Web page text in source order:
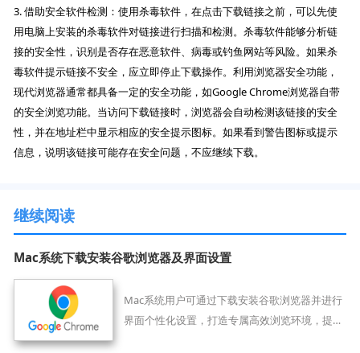
3. 借助安全软件检测：使用杀毒软件，在点击下载链接之前，可以先使
用电脑上安装的杀毒软件对链接进行扫描和检测。杀毒软件能够分析链
接的安全性，识别是否存在恶意软件、病毒或钓鱼网站等风险。如果杀
毒软件提示链接不安全，应立即停止下载操作。利用浏览器安全功能，
现代浏览器通常都具备一定的安全功能，如Google Chrome浏览器自带
的安全浏览功能。当访问下载链接时，浏览器会自动检测该链接的安全
性，并在地址栏中显示相应的安全提示图标。如果看到警告图标或提示
信息，说明该链接可能存在安全问题，不应继续下载。
继续阅读
Mac系统下载安装谷歌浏览器及界面设置
Mac系统用户可通过下载安装谷歌浏览器并进行
界面个性化设置，打造专属高效浏览环境，提升